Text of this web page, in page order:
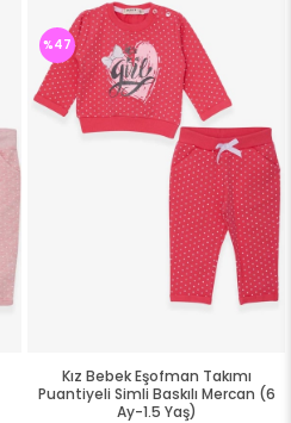
Kız Bebek Eşofman Takımı
Puantiyeli Simli Baskılı Mercan (6
Ay-1.5 Yaş)
%47